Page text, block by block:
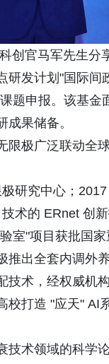
创官马军先生分
研发计划"国际
题申报。该基
果储备。
限极广泛联动全
研究中心；
术的 ERnet 创
室"项目获批国
推出全套内调外
技术，经权威机
校打造 "应天"
技术领域的科学